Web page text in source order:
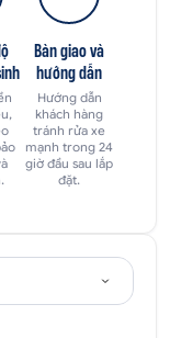
Bàn giao và
hướng dẫn
Hướng dẫn
khách hàng
tránh rửa xe
mạnh trong 24
giờ đầu sau lắp
đặt.